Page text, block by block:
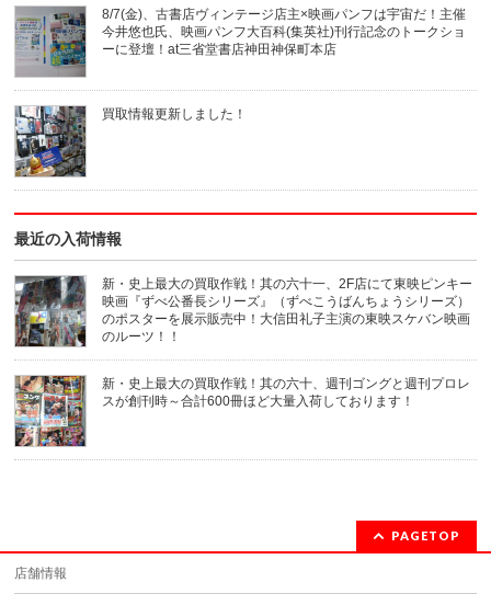
へ
メ
ー
ル
で
送
信
(新
し
い
ウ
ィ
ン
ド
ウ
で
き
ま
す)
(新
し
い
ウ
ィ
ン
ド
ウ
で
開
き
ま
す)
8/7(金)、古書店ヴィンテージ店主×映画パンフは宇宙だ！主催
今井悠也氏、映画パンフ大百科(集英社)刊行記念のトークショ
ーに登壇！at三省堂書店神田神保町本店
買取情報更新しました！
最近の入荷情報
新・史上最大の買取作戦！其の六十一、2F店にて東映ピンキー
映画『ずべ公番長シリーズ』（ずべこうばんちょうシリーズ）
のポスターを展示販売中！大信田礼子主演の東映スケバン映画
のルーツ！！
新・史上最大の買取作戦！其の六十、週刊ゴングと週刊プロレ
スが創刊時～合計600冊ほど大量入荷しております！
PAGETOP
店舗情報